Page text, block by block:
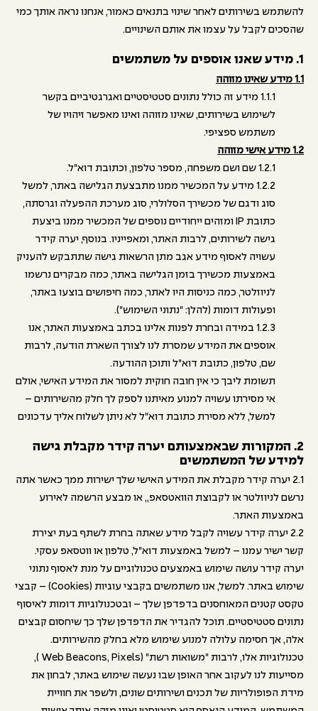
להשתמש בשירותים לאחר שינוי בתנאים כאמור, אנחנו נראה אותך כמי
שהסכים לקבל על עצמו את אותם השינויים.
1. מידע שאנו אוספים על משתמשים
1.1 מידע שאינו מזוהה
1.1.1 מידע זה כולל נתונים סטטיסטיים ואגרגטיביים בקשר
לשימוש בשירותים, שאינו מזוהה ואינו מאפשר זיהויו של
משתמש ספציפי.
1.2 מידע אישי מזוהה
1.2.1 שם ושם משפחה, מספר טלפון, וכתובת דוא"ל.
1.2.2 מידע על המכשיר ממנו מתבצעת הגלישה באתר, למשל
סוג ודגם של מכשירך הסלולרי, סוג מערכת ההפעלה וגרסתה,
כתובת IP ומזהים ייחודיים נוספים של המכשיר ממנו ביצעת
גישה לשירותים, לרבות האתר, ומאפייניו. בנוסף, יערה קידר
עשויה לאסוף מידע אגב מתן הרשאות גישה שתתבקש להעניק
באמצעות מכשירך בזמן הגלישה באתר, כמה מבקרים נרשמו
לניוזלטר, כמה כניסות היו לאתר, כמה חיפושים בוצעו באתר,
ופעולות דומות (להלן: "נתוני השימוש").
1.2.3 במידה ובחרת לפנות אלינו בכתב באמצעות האתר, אנו
אוספים את המידע שמסרת לנו לצורך השארת הודעה, לרבות
שם, טלפון, כתובת דוא"ל ותוכן ההודעה.
תשומת ליבך כי אין חובה חוקית למסור את המידע האישי, אולם
אי מסירתו עשויה למנוע מאיתנו לספק לך חלק מהשירותים –
למשל, ללא מסירת כתובת דוא"ל לא ניתן לשלוח אליך עדכונים
2. המקורות שבאמצעותם יערה קידר מקבלת גישה
למידע של המשתמשים
2.1 יערה קידר מקבלת את המידע האישי שלך ישירות ממך כאשר אתה
נרשם לניוזלטר או לקבוצת הוואטסאפ,, או מבצע הרשמה לאירוע
באמצעות האתר.
2.2 יערה קידר עשויה לקבל מידע שאתה בחרת לשתף בעת יצירת
קשר ישיר עמנו – למשל באמצעות דוא"ל, טלפון או ווטסאפ עסקי.
יערה קידר עושה שימוש באמצעים טכנולוגיים על מנת לאסוף נתוני
שימוש באתר. למשל, אנו משתמשים בקבצי עוגיות (Cookies) – קבצי
טקסט קטנים המאוחסנים בדפדפן שלך – ובטכנולוגיות דומות לאיסוף
נתונים סטטיסטיים. תוכל להגדיר את הדפדפן שלך כך שיחסום קבצים
אלה, אך חסימה עלולה למנוע שימוש מלא בחלק מהשירותים.
טכנולוגיות אלו, לרבות "משואות רשת" (Web Beacons, Pixels ),
מסייעות לנו לעקוב אחר האופן שבו נעשה שימוש באתר, לבחון את
מידת הפופולריות של תכנים ושירותים שונים, ולשפר את חוויית